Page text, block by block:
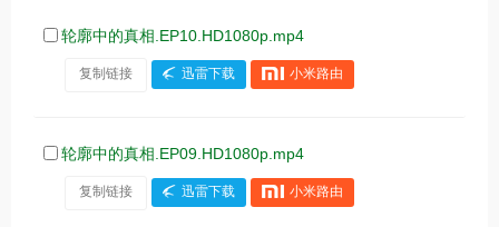
轮廓中的真相.EP10.HD1080p.mp4
复制链接 迅雷下载 小米路由
轮廓中的真相.EP09.HD1080p.mp4
复制链接 迅雷下载 小米路由